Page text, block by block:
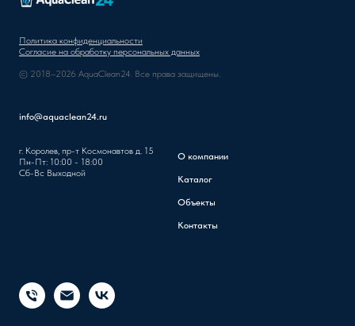
Политика конфиденциальности
Согласие на обработку персональных данных
© 2018–2026 AquaClean24. Все права защищены.
info@aquaclean24.ru
г. Королев, пр-т Космонавтов д. 15
Пн-Пт: 10:00 - 18:00
Сб-Вс Выходной
О компании
Каталог
Объекты
Контакты